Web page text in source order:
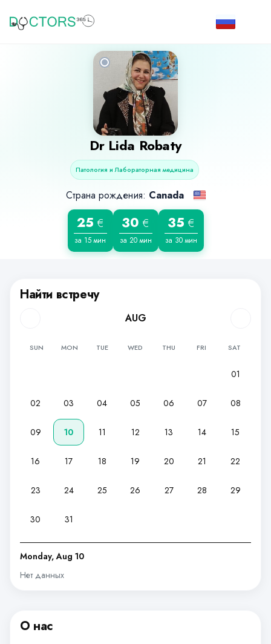
Dr Lida Robaty
Патология и Лабораторная медицина
Страна рождения: Canada
25 €
за 15 мин
30 €
за 20 мин
35 €
за 30 мин
Найти встречу
AUG
SUN MON TUE WED THU FRI SAT
01
02 03 04 05 06 07 08
09 10 11 12 13 14 15
16 17 18 19 20 21 22
23 24 25 26 27 28 29
30 31
Monday, Aug 10
Нет данных
О нас